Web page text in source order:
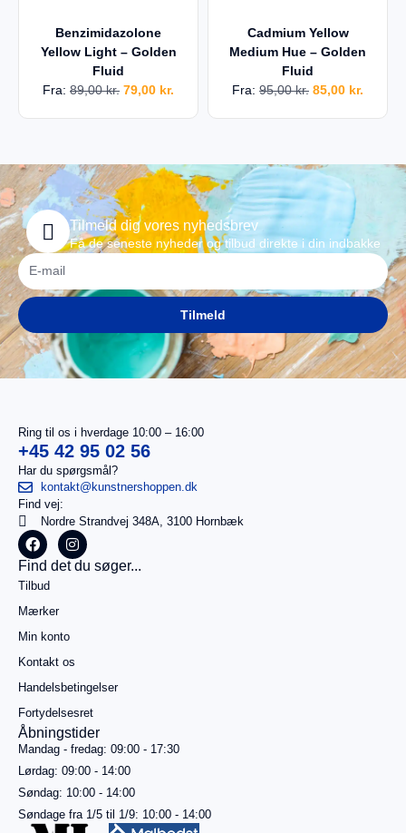
I
alt
0,00kr.
Køb for
499,00kr.
mere for
gratis
betaling
kurv
Benzimidazolone
Yellow Light – Golden
Fluid
Fra: 89,00kr. 79,00 kr.
Cadmium Yellow
Medium Hue – Golden
Fluid
Fra: 95,00kr. 85,00 kr.
Tilmeld dig vores nyhedsbrev
Få de seneste nyheder og tilbud direkte i din indbakke
Tilmeld
Ring til os i hverdage 10:00 – 16:00
+45 42 95 02 56
Har du spørgsmål?
kontakt@kunstnershoppen.dk
Find vej:
Nordre Strandvej 348A, 3100 Hornbæk
Find det du søger...
Tilbud
Mærker
Min konto
Kontakt os
Handelsbetingelser
Fortydelsesret
Åbningstider
Mandag - fredag: 09:00 - 17:30
Lørdag: 09:00 - 14:00
Søndag: 10:00 - 14:00
Søndage fra 1/5 til 1/9: 10:00 - 14:00